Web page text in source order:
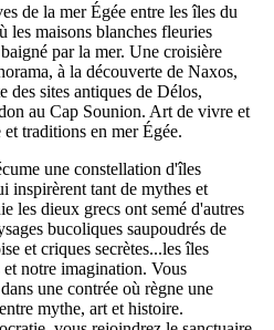
de la mer Égée entre les îles du
les maisons blanches fleuries
par la mer. Une croisière
à la découverte de Naxos,
des sites antiques de Délos,
au Cap Sounion. Art de vivre et
traditions en mer Égée.
une constellation d'îles
inspirèrent tant de mythes et
les dieux grecs ont semé d'autres
bucoliques saupoudrés de
et criques secrètes...les îles
et notre imagination. Vous
une contrée où règne une
mythe, art et histoire.